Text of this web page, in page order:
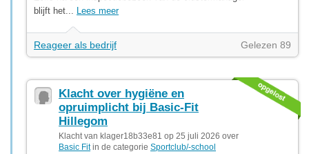
blijft het... Lees meer
Reageer als bedrijf Gelezen 89
Klacht over hygiëne en
opruimplicht bij Basic-Fit
Hillegom
Klacht van klager18b33e81 op 25 juli 2026 over
Basic Fitin de categorie Sportclub/-school